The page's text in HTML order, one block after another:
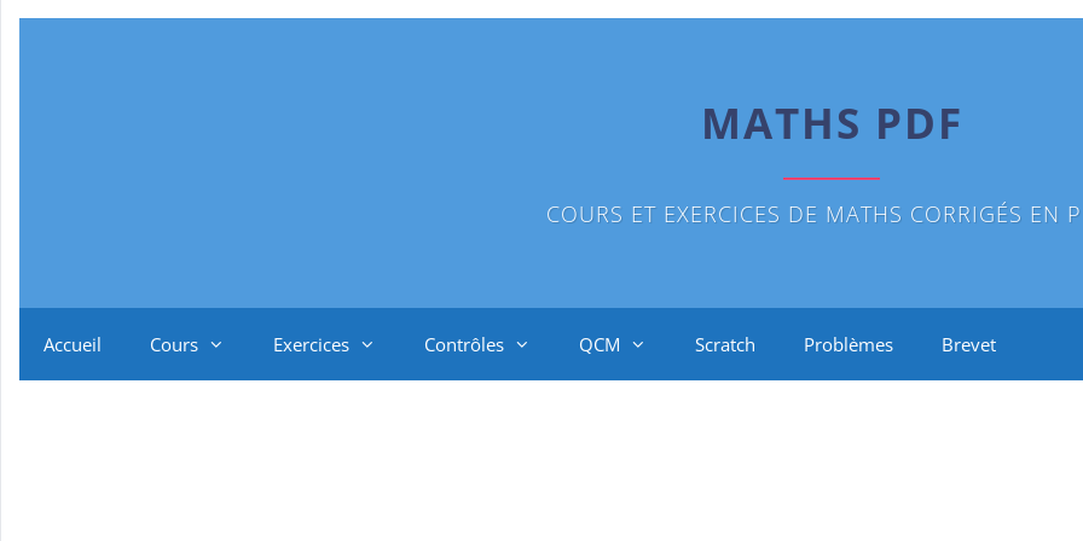
MATHS PDF
COURS ET EXERCICES DE MATHS CORRIGÉS EN
Accueil Cours Exercices Contrôles QCM Scratch Problèmes Brevet